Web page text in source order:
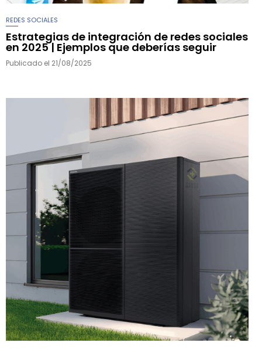
REDES SOCIALES
Estrategias de integración de redes sociales
en 2025 | Ejemplos que deberías seguir
Publicado el 21/08/2025